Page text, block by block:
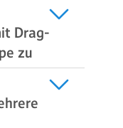
Drag-
zu